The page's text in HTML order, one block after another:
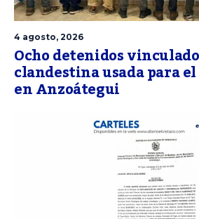
4 agosto, 2026
Ocho detenidos
clandestina usada para
en Anzoátegui